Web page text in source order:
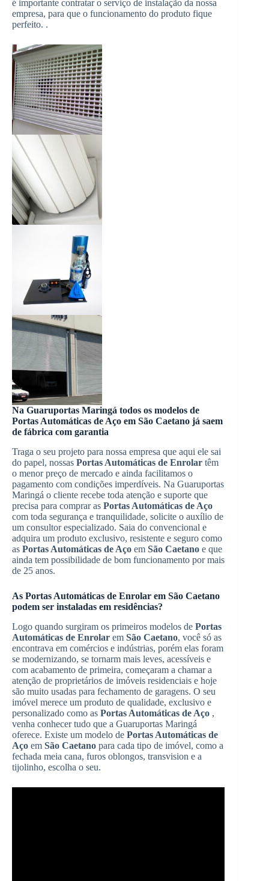
é importante contratar o serviço de instalação da nossa
empresa, para que o funcionamento do produto fique
perfeito. .
Na Guaruportas Maringá todos os modelos de
Portas Automáticas de Aço em São Caetano já saem
de fábrica com garantia
Traga o seu projeto para nossa empresa que aqui ele sai
do papel, nossas Portas Automáticas de Enrolar têm
o menor preço de mercado e ainda facilitamos o
pagamento com condições imperdíveis. Na Guaruportas
Maringá o cliente recebe toda atenção e suporte que
precisa para comprar as Portas Automáticas de Aço
com toda segurança e tranquilidade, solicite o auxílio de
um consultor especializado. Saia do convencional e
adquira um produto exclusivo, resistente e seguro como
as Portas Automáticas de Aço em São Caetano e que
ainda tem possibilidade de bom funcionamento por mais
de 25 anos.
As Portas Automáticas de Enrolar em São Caetano
podem ser instaladas em residências?
Logo quando surgiram os primeiros modelos de Portas
Automáticas de Enrolar em São Caetano, você só as
encontrava em comércios e indústrias, porém elas foram
se modernizando, se tornarm mais leves, acessíveis e
com acabamento de primeira, começaram a chamar a
atenção de proprietários de imóveis residenciais e hoje
são muito usadas para fechamento de garagens. O seu
imóvel merece um produto de qualidade, exclusivo e
personalizado como as Portas Automáticas de Aço ,
venha conhecer tudo que a Guaruportas Maringá
oferece. Existe um modelo de Portas Automáticas de
Aço em São Caetano para cada tipo de imóvel, como a
fechada meia cana, furos oblongos, transvision e a
tijolinho, escolha o seu.